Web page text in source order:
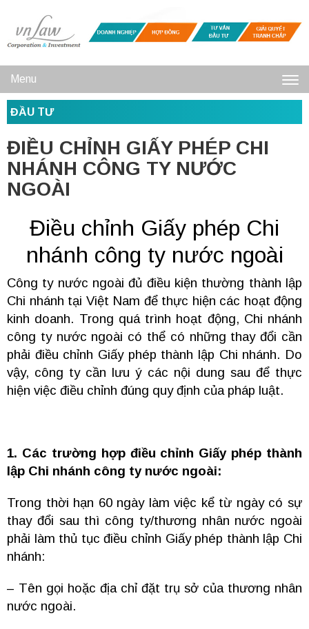
Menu
ĐẦU TƯ
ĐIỀU CHỈNH GIẤY PHÉP CHI
NHÁNH CÔNG TY NƯỚC
NGOÀI
Điều chỉnh Giấy phép Chi
nhánh công ty nước ngoài
Công ty nước ngoài đủ điều kiện thường thành lập
Chi nhánh tại Việt Nam để thực hiện các hoạt động
kinh doanh. Trong quá trình hoạt động, Chi nhánh
công ty nước ngoài có thể có những thay đổi cần
phải điều chỉnh Giấy phép thành lập Chi nhánh. Do
vậy, công ty cần lưu ý các nội dung sau để thực
hiện việc điều chỉnh đúng quy định của pháp luật.
1. Các trường hợp điều chỉnh Giấy phép thành
lập Chi nhánh công ty nước ngoài:
Trong thời hạn 60 ngày làm việc kể từ ngày có sự
thay đổi sau thì công ty/thương nhân nước ngoài
phải làm thủ tục điều chỉnh Giấy phép thành lập Chi
nhánh:
– Tên gọi hoặc địa chỉ đặt trụ sở của thương nhân
nước ngoài.